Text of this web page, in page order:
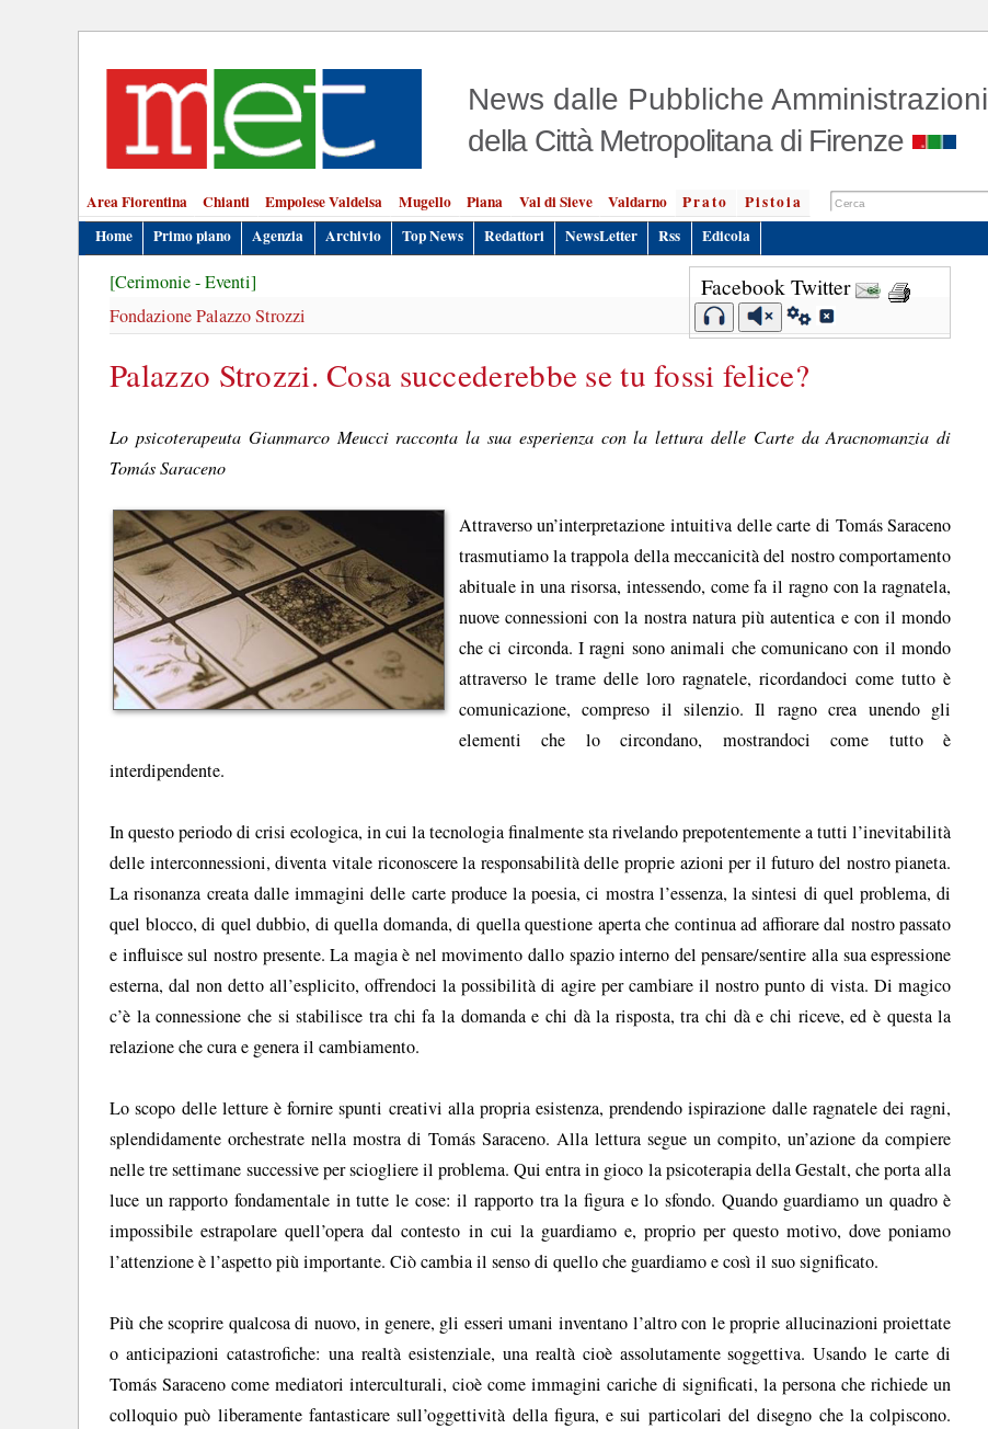
News dalle Pubbliche Amministrazioni
della Città Metropolitana di Firenze
Area Fiorentina Chianti Empolese Valdelsa Mugello Piana Val di Sieve Valdarno Prato
Pistoia
Home
Primo piano Agenzia Archivio Top News Redattori NewsLetter Rss Edicola
Facebook Twitter
[Cerimonie - Eventi]
Fondazione Palazzo Strozzi
Palazzo Strozzi. Cosa succederebbe se tu fossi felice?
Lo psicoterapeuta Gianmarco Meucci racconta la sua esperienza con la lettura delle Carte da Aracnomanzia di
Tomás Saraceno
Attraverso un’interpretazione intuitiva delle carte di Tomás Saraceno
trasmutiamo la trappola della meccanicità del nostro comportamento
abituale in una risorsa, intessendo, come fa il ragno con la ragnatela,
nuove connessioni con la nostra natura più autentica e con il mondo
che ci circonda. I ragni sono animali che comunicano con il mondo
attraverso le trame delle loro ragnatele, ricordandoci come tutto è
comunicazione, compreso il silenzio. Il ragno crea unendo gli
elementi che lo circondano, mostrandoci come tutto è
interdipendente.
In questo periodo di crisi ecologica, in cui la tecnologia finalmente sta rivelando prepotentemente a tutti l’inevitabilità
delle interconnessioni, diventa vitale riconoscere la responsabilità delle proprie azioni per il futuro del nostro pianeta.
La risonanza creata dalle immagini delle carte produce la poesia, ci mostra l’essenza, la sintesi di quel problema, di
quel blocco, di quel dubbio, di quella domanda, di quella questione aperta che continua ad affiorare dal nostro passato
e influisce sul nostro presente. La magia è nel movimento dallo spazio interno del pensare/sentire alla sua espressione
esterna, dal non detto all’esplicito, offrendoci la possibilità di agire per cambiare il nostro punto di vista. Di magico
c’è la connessione che si stabilisce tra chi fa la domanda e chi dà la risposta, tra chi dà e chi riceve, ed è questa la
relazione che cura e genera il cambiamento.
Lo scopo delle letture è fornire spunti creativi alla propria esistenza, prendendo ispirazione dalle ragnatele dei ragni,
splendidamente orchestrate nella mostra di Tomás Saraceno. Alla lettura segue un compito, un’azione da compiere
nelle tre settimane successive per sciogliere il problema. Qui entra in gioco la psicoterapia della Gestalt, che porta alla
luce un rapporto fondamentale in tutte le cose: il rapporto tra la figura e lo sfondo. Quando guardiamo un quadro è
impossibile estrapolare quell’opera dal contesto in cui la guardiamo e, proprio per questo motivo, dove poniamo
l’attenzione è l’aspetto più importante. Ciò cambia il senso di quello che guardiamo e così il suo significato.
Più che scoprire qualcosa di nuovo, in genere, gli esseri umani inventano l’altro con le proprie allucinazioni proiettate
o anticipazioni catastrofiche: una realtà esistenziale, una realtà cioè assolutamente soggettiva. Usando le carte di
Tomás Saraceno come mediatori interculturali, cioè come immagini cariche di significati, la persona che richiede un
colloquio può liberamente fantasticare sull’oggettività della figura, e sui particolari del disegno che la colpiscono.